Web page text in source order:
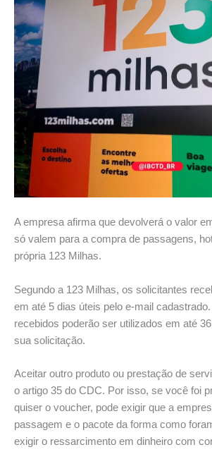
A empresa afirma que devolverá o valor
só valem para a compra de passagens,
própria 123 Milhas.
Segundo a 123 Milhas, os solicitantes
em até 5 dias úteis pelo e-mail
recebidos poderão ser utilizados em até
sua solicitação.
Aceitar outro produto ou prestação de
o artigo 35 do CDC. Por isso, se você foi
quiser o voucher, pode exigir que a
passagem e o pacote da forma como
exigir o ressarcimento em dinheiro com